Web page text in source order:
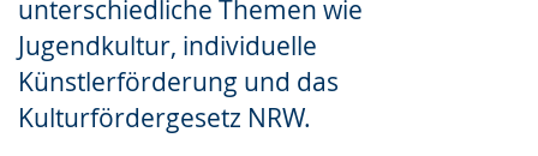
unterschiedliche Themen wie
Jugendkultur, individuelle
Künstlerförderung und das
Kulturfördergesetz NRW.